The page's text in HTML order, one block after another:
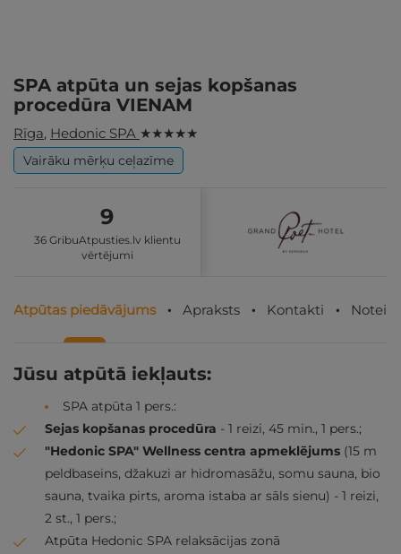
SPA atpūta un sejas kopšanas
procedūra VIENAM
Rīga, Hedonic SPA ★ ★ ★ ★ ★
Vairāku mērķu ceļazīme
9
36 GribuAtpusties.lv klientu
vērtējumi
Atpūtas piedāvājums Apraksts Kontakti
Jūsu atpūtā iekļauts:
SPA atpūta 1 pers.:
Sejas kopšanas procedūra - 1 reizi, 45 min., 1 pers.;
"Hedonic SPA" Wellness centra apmeklējums (15 m
peldbaseins, džakuzi ar hidromasāžu, somu sauna, bio
sauna, tvaika pirts, aroma istaba ar sāls sienu) - 1 reizi,
2 st., 1 pers.;
Atpūta Hedonic SPA relaksācijas zonā